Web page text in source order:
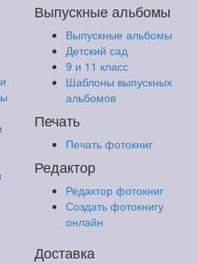
Выпускные альбомы
Выпускные альбомы
Детский сад
9 и 11 класс
Шаблоны выпускных
альбомов
Печать
Печать фотокниг
Редактор
Редактор фотокниг
Создать фотокнигу
онлайн
Доставка